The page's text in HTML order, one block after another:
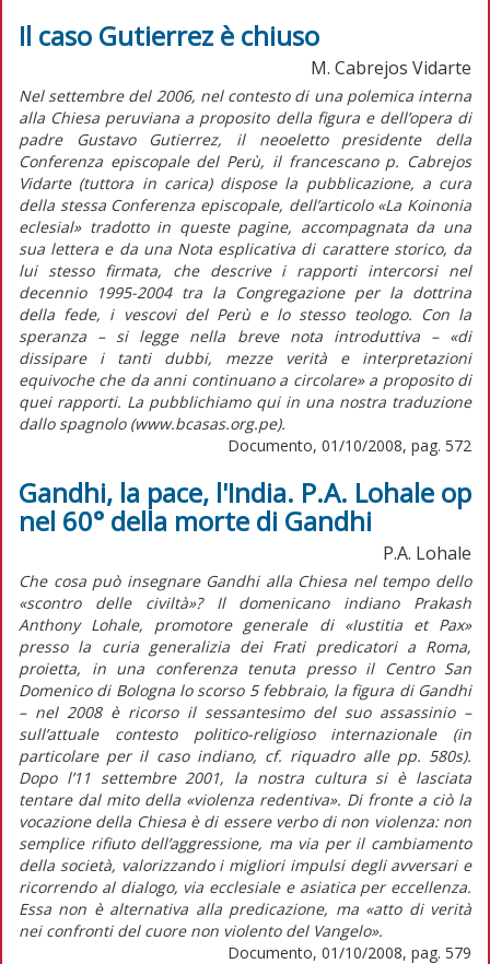
Il caso Gutierrez è chiuso
M. Cabrejos Vidarte
Nel settembre del 2006, nel contesto di una polemica interna
alla Chiesa peruviana a proposito della figura e dell’opera di
padre Gustavo Gutierrez, il neoeletto presidente della
Conferenza episcopale del Perù, il francescano p. Cabrejos
Vidarte (tuttora in carica) dispose la pubblicazione, a cura
della stessa Conferenza episcopale, dell’articolo «La Koinonia
eclesial» tradotto in queste pagine, accompagnata da una
sua lettera e da una Nota esplicativa di carattere storico, da
lui stesso firmata, che descrive i rapporti intercorsi nel
decennio 1995-2004 tra la Congregazione per la dottrina
della fede, i vescovi del Perù e lo stesso teologo. Con la
speranza – si legge nella breve nota introduttiva – «di
dissipare i tanti dubbi, mezze verità e interpretazioni
equivoche che da anni continuano a circolare» a proposito di
quei rapporti. La pubblichiamo qui in una nostra traduzione
dallo spagnolo (www.bcasas.org.pe).
Documento, 01/10/2008, pag. 572
Gandhi, la pace, l'India. P.A. Lohale op
nel 60° della morte di Gandhi
P.A. Lohale
Che cosa può insegnare Gandhi alla Chiesa nel tempo dello
«scontro delle civiltà»? Il domenicano indiano Prakash
Anthony Lohale, promotore generale di «Iustitia et Pax»
presso la curia generalizia dei Frati predicatori a Roma,
proietta, in una conferenza tenuta presso il Centro San
Domenico di Bologna lo scorso 5 febbraio, la figura di Gandhi
– nel 2008 è ricorso il sessantesimo del suo assassinio –
sull’attuale contesto politico-religioso internazionale (in
particolare per il caso indiano, cf. riquadro alle pp. 580s).
Dopo l’11 settembre 2001, la nostra cultura si è lasciata
tentare dal mito della «violenza redentiva». Di fronte a ciò la
vocazione della Chiesa è di essere verbo di non violenza: non
semplice rifiuto dell’aggressione, ma via per il cambiamento
della società, valorizzando i migliori impulsi degli avversari e
ricorrendo al dialogo, via ecclesiale e asiatica per eccellenza.
Essa non è alternativa alla predicazione, ma «atto di verità
nei confronti del cuore non violento del Vangelo».
Documento, 01/10/2008, pag. 579